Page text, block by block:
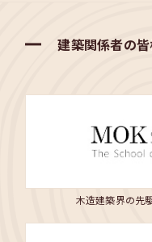
建築関係者の
木造建築界の先